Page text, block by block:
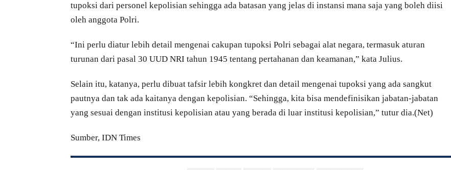
tupoksi dari personel kepolisian sehingga ada batasan yang jelas di instansi mana saja yang boleh diisi
oleh anggota Polri.
“Ini perlu diatur lebih detail mengenai cakupan tupoksi Polri sebagai alat negara, termasuk aturan
turunan dari pasal 30 UUD NRI tahun 1945 tentang pertahanan dan keamanan,” kata Julius.
Selain itu, katanya, perlu dibuat tafsir lebih kongkret dan detail mengenai tupoksi yang ada sangkut
pautnya dan tak ada kaitanya dengan kepolisian. “Sehingga, kita bisa mendefinisikan jabatan-jabatan
yang sesuai dengan institusi kepolisian atau yang berada di luar institusi kepolisian,” tutur dia.(Net)
Sumber, IDN Times